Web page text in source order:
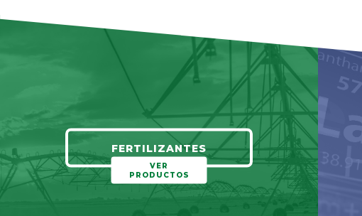
FERTILIZANTES
VER
PRODUCTOS